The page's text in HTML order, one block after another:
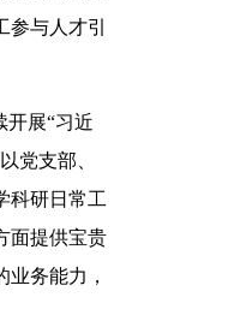
与人才引
展“习近
党支部、
科研日常工
面提供宝贵
务能力，